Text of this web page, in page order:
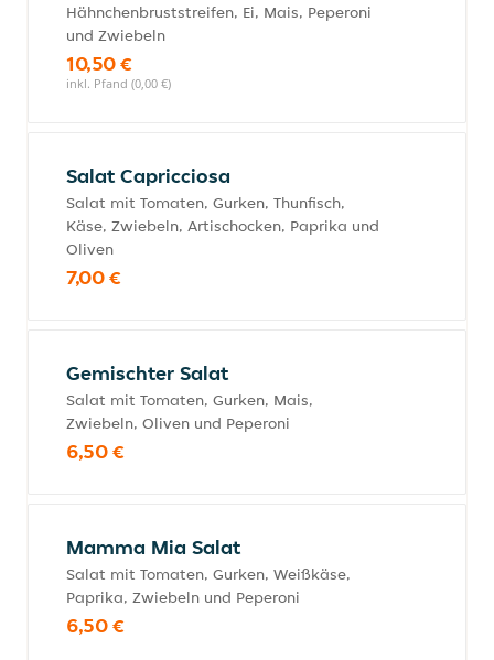
Hähnchenbruststreifen, Ei, Mais, Peperoni
und Zwiebeln
10,50 €
inkl. Pfand (0,00 €)
Salat Capricciosa
Salat mit Tomaten, Gurken, Thunfisch,
Käse, Zwiebeln, Artischocken, Paprika und
Oliven
7,00 €
Gemischter Salat
Salat mit Tomaten, Gurken, Mais,
Zwiebeln, Oliven und Peperoni
6,50 €
Mamma Mia Salat
Salat mit Tomaten, Gurken, Weißkäse,
Paprika, Zwiebeln und Peperoni
6,50 €